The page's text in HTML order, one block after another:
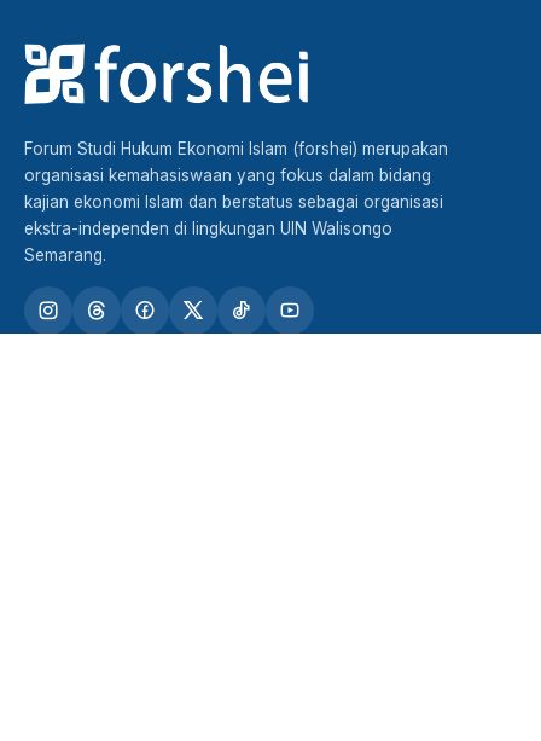
Forum Studi Hukum Ekonomi Islam (forshei) merupakan
organisasi kemahasiswaan yang fokus dalam bidang
kajian ekonomi Islam dan berstatus sebagai organisasi
ekstra-independen di lingkungan UIN Walisongo
Semarang.